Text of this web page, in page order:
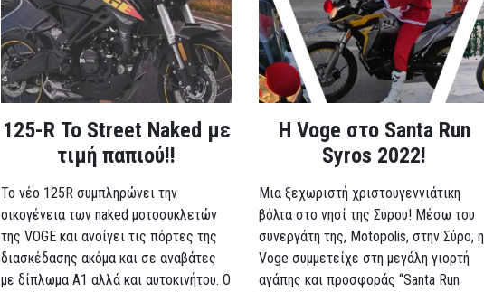
125-R Το Street Naked με
τιμή παπιού!!
Το νέο 125R συμπληρώνει την
οικογένεια των naked μοτοσυκλετών
της VOGE και ανοίγει τις πόρτες της
διασκέδασης ακόμα και σε αναβάτες
με δίπλωμα A1 αλλά και αυτοκινήτου. Ο
Η Voge στο Santa Run
Syros 2022!
Μια ξεχωριστή χριστουγεννιάτικη
βόλτα στο νησί της Σύρου! Μέσω του
συνεργάτη της, Motopolis, στην Σύρο, η
Voge συμμετείχε στη μεγάλη γιορτή
αγάπης και προσφοράς “Santa Run